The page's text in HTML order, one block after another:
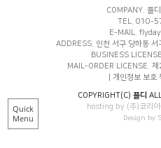
Quick
Menu
COMPANY. 플디
TEL. 010-
E-MAIL.
ADDRESS. 인천 서구 당하동
BUSINESS
MAIL-ORDER LICENSE.
개인정보 보호
COPYRIGHT(C) 플디
hosting by (주)코리